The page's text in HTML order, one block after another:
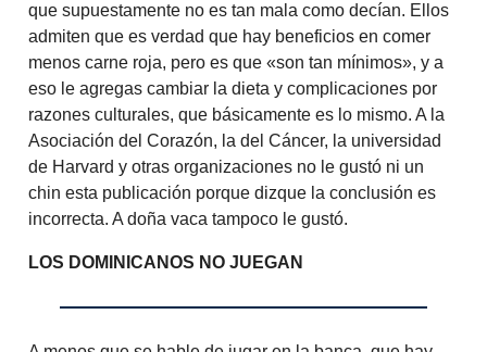
que supuestamente no es tan mala como decían. Ellos
admiten que es verdad que hay beneficios en comer
menos carne roja, pero es que «son tan mínimos», y a
eso le agregas cambiar la dieta y complicaciones por
razones culturales, que básicamente es lo mismo. A la
Asociación del Corazón, la del Cáncer, la universidad
de Harvard y otras organizaciones no le gustó ni un
chin esta publicación porque dizque la conclusión es
incorrecta. A doña vaca tampoco le gustó.
LOS DOMINICANOS NO JUEGAN